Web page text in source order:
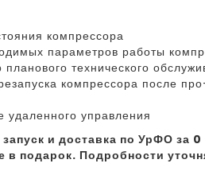
компрессора
параметров работы
технического
компрессора после
удаленного управления
и доставка по УрФО за
в подарок. Подробности